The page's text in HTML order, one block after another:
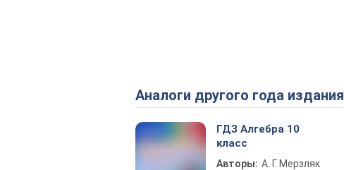
Аналоги другого года издания
ГДЗ Алгебра 10
класс
Авторы: А. Г. Мерзляк